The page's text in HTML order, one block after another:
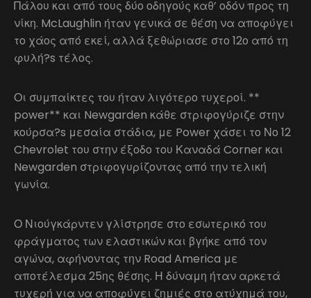
Πάλου και από τους δύο οδηγούς καθ’ οδόν προς τη
νίκη. McLaughlin ήταν γενικά σε θέση να αποφύγει
το χάος από εκεί, αλλά ξεθώριασε στο 12ο από τη
φυλή?s τέλος.
Οι συμπαίκτες του ήταν λιγότερο τυχεροί. **
power** και Newgarden κάθε στριφογύριζε στην
κούρσα?s μεσαία στάδια, με Power χάσει το Νο 12
Chevrolet του στην έξοδο του Καναδά Corner και
Newgarden στριφογυρίζοντας από την τελική
γωνία.
Ο Νιούγκάρντεν γλίστρησε στο εσωτερικό του
φράγματος των ελαστικών και βγήκε από τον
αγώνα, αφήνοντας την Road America με
αποτέλεσμα 25ης θέσης. Η δύναμη ήταν αρκετά
τυχερή για να αποφύγει ζημιές στο ατύχημά του,